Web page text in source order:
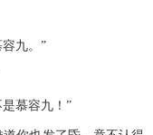
九。”
慕容九！”